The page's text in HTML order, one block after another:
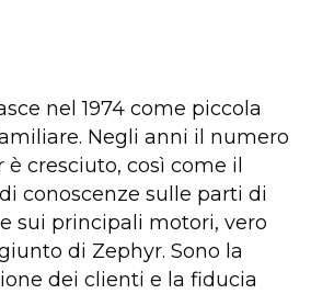
nel 1974 come piccola
Negli anni il numero
è cresciuto, così come il
conoscenze sulle parti di
sui principali motori, vero
di Zephyr. Sono la
dei clienti e la fiducia